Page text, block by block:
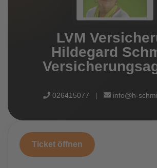
LVM
Hildegard
026415077 | info@h-
Ticket öffnen